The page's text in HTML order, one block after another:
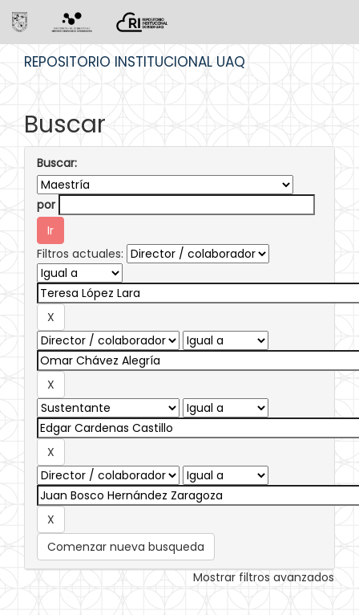
REPOSITORIO INSTITUCIONAL UAQ
Buscar
Buscar:
por
Filtros actuales:
Comenzar nueva busqueda
Mostrar filtros avanzados